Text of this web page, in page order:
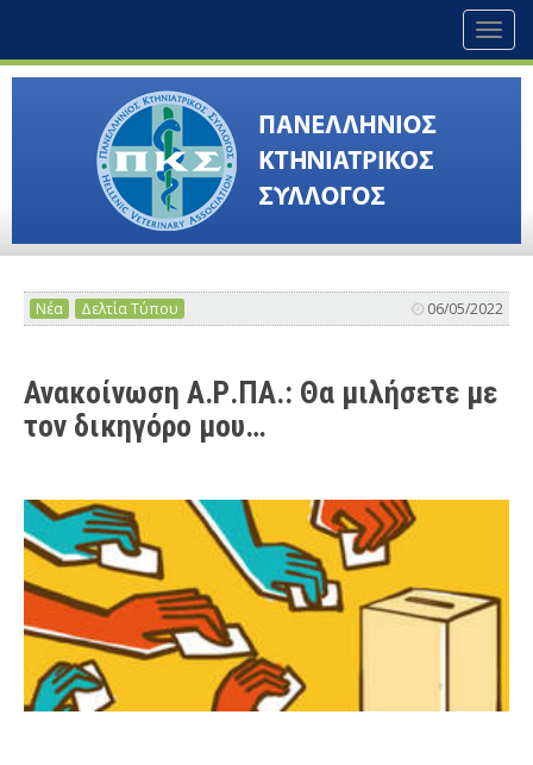
Νέα Δελτία Τύπου 06/05/2022
Ανακοίνωση Α.Ρ.ΠΑ.: Θα μιλήσετε με
τον δικηγόρο μου…